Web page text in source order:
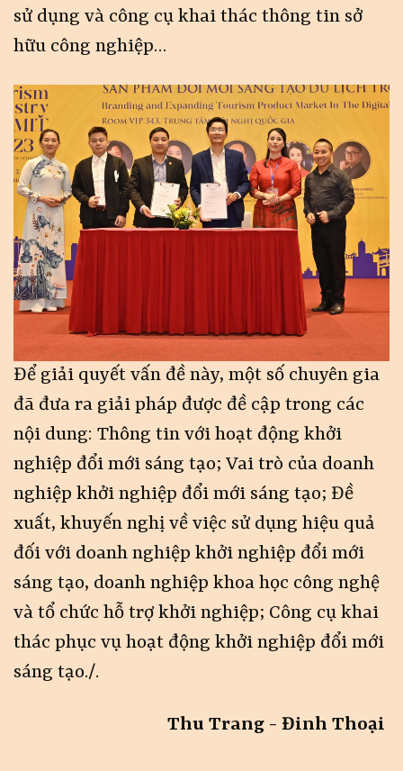
sử dụng và công cụ khai thác thông tin sở
hữu công nghiệp…
Để giải quyết vấn đề này, một số chuyên gia
đã đưa ra giải pháp được đề cập trong các
nội dung: Thông tin với hoạt động khởi
nghiệp đổi mới sáng tạo; Vai trò của doanh
nghiệp khởi nghiệp đổi mới sáng tạo; Đề
xuất, khuyến nghị về việc sử dụng hiệu quả
đối với doanh nghiệp khởi nghiệp đổi mới
sáng tạo, doanh nghiệp khoa học công nghệ
và tổ chức hỗ trợ khởi nghiệp; Công cụ khai
thác phục vụ hoạt động khởi nghiệp đổi mới
sáng tạo./.
Thu Trang - Đinh Thoại